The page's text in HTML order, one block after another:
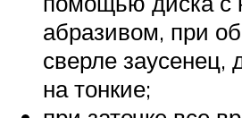
абразивом, при
сверле заусенец,
на тонкие;